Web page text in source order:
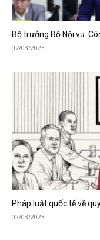
Bộ trưởng Bộ Nội vụ:
07/03/2023
Pháp luật quốc tế về
02/03/2023